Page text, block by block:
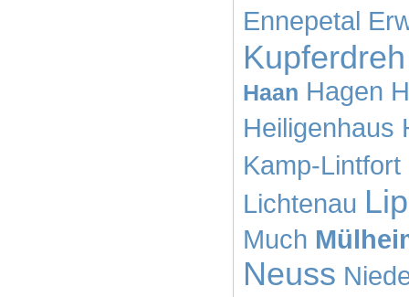
Ennepetal
Kupferdreh
Haan Hagen
Heiligenhaus
Kamp-Lintfort
Lichtenau
Much
Neuss